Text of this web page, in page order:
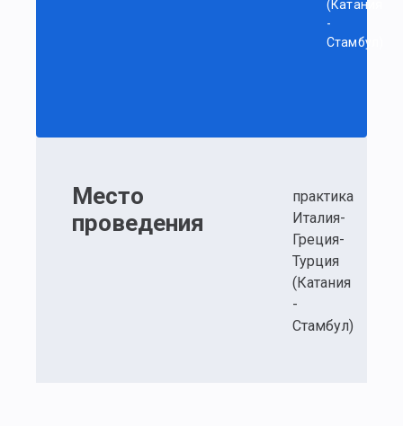
(Катания
-
Стамбул)
Место
проведения
практика
Италия-
Греция-
Турция
(Катания
-
Стамбул)